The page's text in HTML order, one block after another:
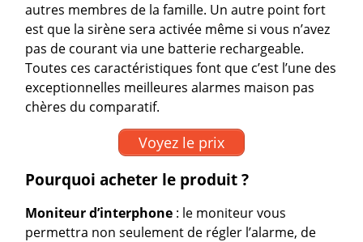
autres membres de la famille. Un autre point fort
est que la sirène sera activée même si vous n’avez
pas de courant via une batterie rechargeable.
Toutes ces caractéristiques font que c’est l’une des
exceptionnelles meilleures alarmes maison pas
chères du comparatif.
Voyez le prix
Pourquoi acheter le produit ?
Moniteur d’interphone : le moniteur vous
permettra non seulement de régler l’alarme, de